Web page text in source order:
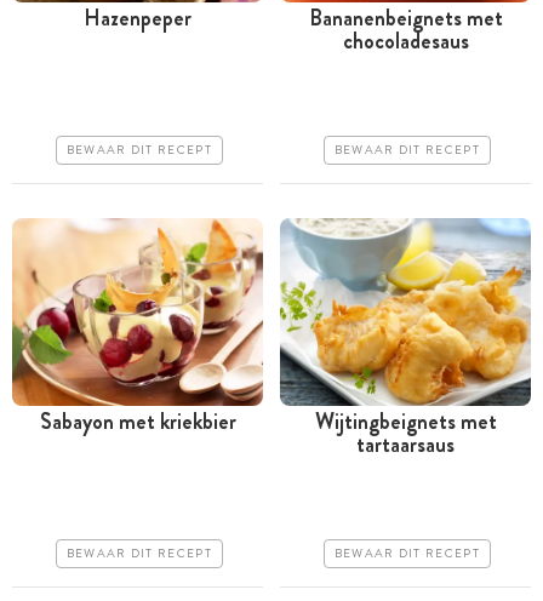
Makkelijk
Hazenpeper
BEWAAR DIT RECEPT
Meer dan 1 uur
Erg makkelijk
Bananenbeignets met
chocoladesaus
BEWAAR DIT RECEPT
Makkelijk
Sabayon met kriekbier
BEWAAR DIT RECEPT
Tussen 30 minuten en 1
Wijtingbeignets met
tartaarsaus
BEWAAR DIT RECEPT